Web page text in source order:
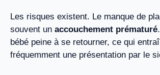
Les risques existent. Le manque de
souvent un accouchement prématuré
bébé peine à se retourner, ce qui
fréquemment une présentation par le